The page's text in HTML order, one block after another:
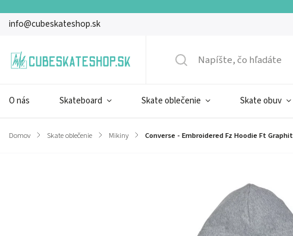
info@cubeskateshop.sk
O nás Skateboard Skate oblečenie Skate obuv
Domov / Skate oblečenie / Mikiny / Converse - Embroidered Fz Hoodie Ft Graphit